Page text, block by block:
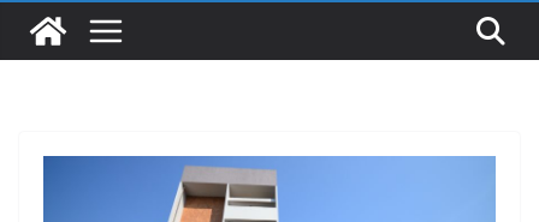
๑,๙๗๒ ชุด โดยวิธีเฉพาะเจาะจง